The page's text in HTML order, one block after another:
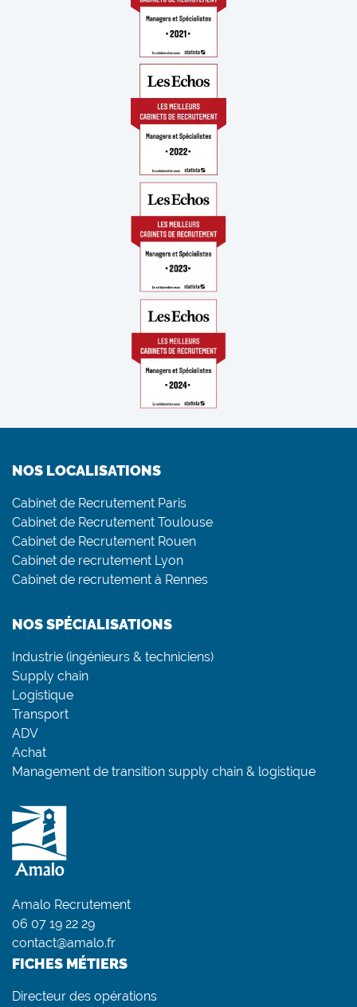
NOS LOCALISATIONS
Cabinet de Recrutement Paris
Cabinet de Recrutement Toulouse
Cabinet de Recrutement Rouen
Cabinet de recrutement Lyon
Cabinet de recrutement à Rennes
NOS SPÉCIALISATIONS
Industrie (ingénieurs & techniciens)
Supply chain
Logistique
Transport
ADV
Achat
Management de transition supply chain & logistique
Amalo Recrutement
06 07 19 22 29
contact@amalo.fr
FICHES MÉTIERS
Directeur des opérations